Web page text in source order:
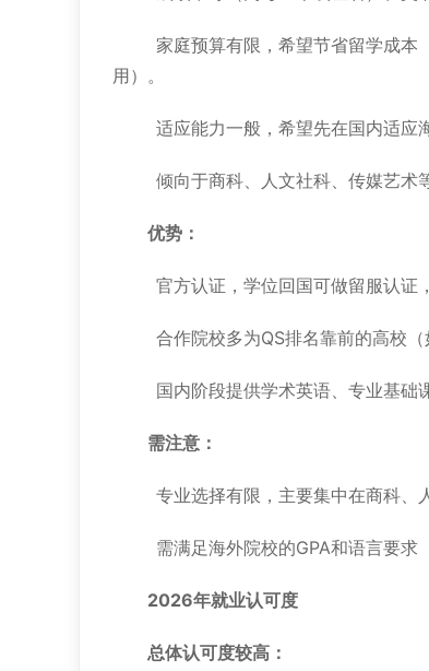
家庭预算有限，希望节省留学成
用）。
适应能力一般，希望先在国内适应
倾向于商科、人文社科、传媒艺术
优势：
官方认证，学位回国可做留服认证
合作院校多为QS排名靠前的高校
国内阶段提供学术英语、专业基础
需注意：
专业选择有限，主要集中在商科、
需满足海外院校的GPA和语言要求
2026年就业认可度
总体认可度较高：